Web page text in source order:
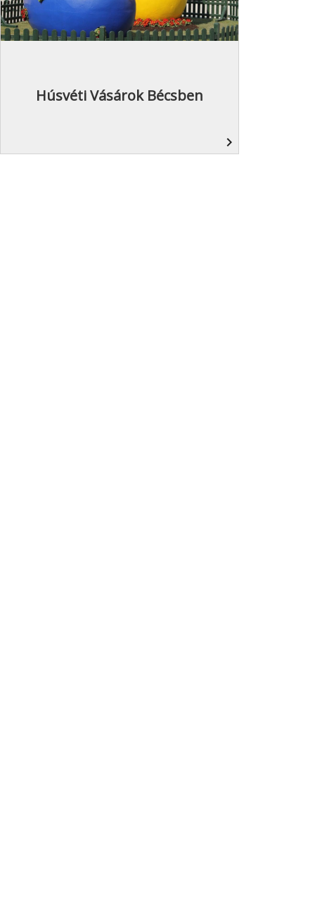
Húsvéti Vásárok Bécsben
navigate_next